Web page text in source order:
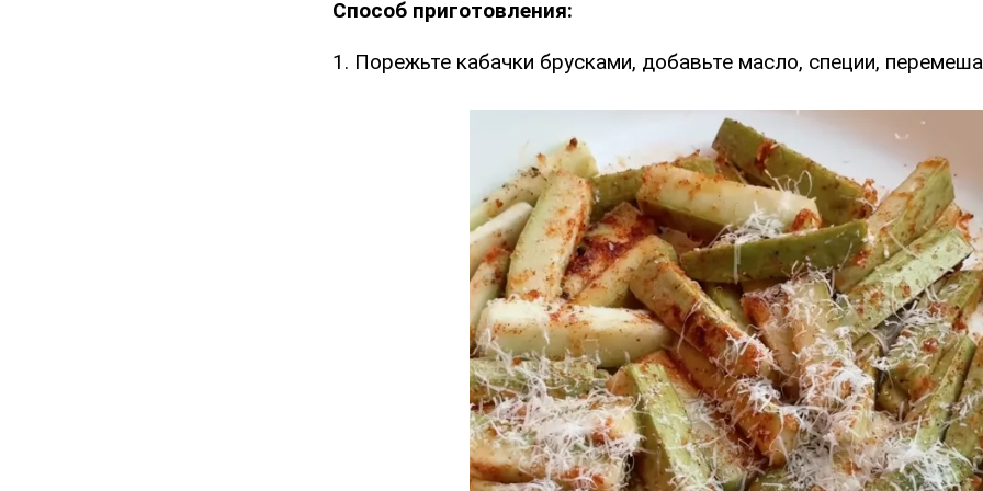
Способ приготовления:
1. Порежьте кабачки брусками, добавьте масло, специи,